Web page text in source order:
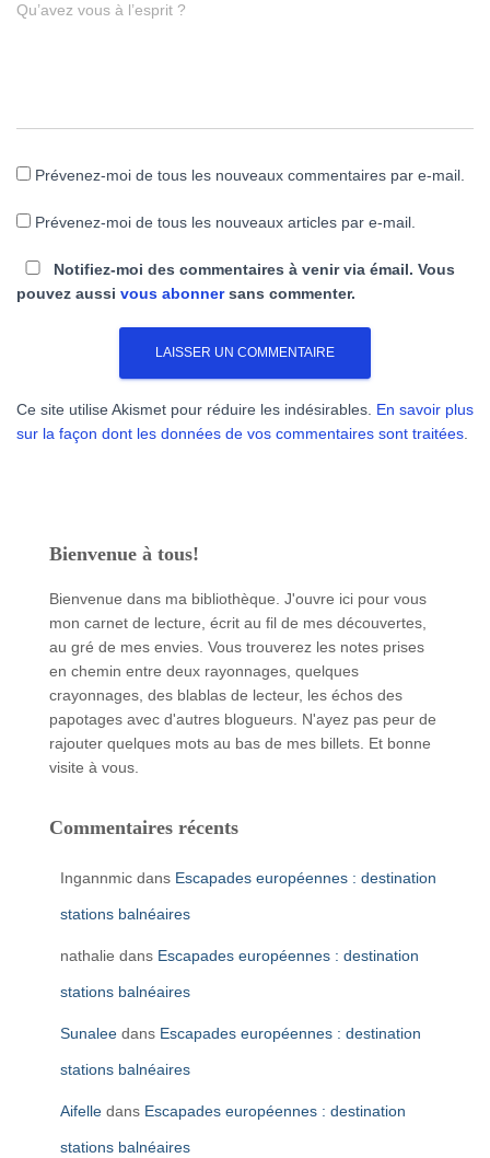
Qu’avez vous à l’esprit ?
Prévenez-moi de tous les nouveaux commentaires par e-mail.
Prévenez-moi de tous les nouveaux articles par e-mail.
Notifiez-moi des commentaires à venir via émail. Vous
pouvez aussi vous abonnersans commenter.
Ce site utilise Akismet pour réduire les indésirables. En savoir plus
sur la façon dont les données de vos commentaires sont traitées
Bienvenue à tous!
Bienvenue dans ma bibliothèque. J'ouvre ici pour vous
mon carnet de lecture, écrit au fil de mes découvertes,
au gré de mes envies. Vous trouverez les notes prises
en chemin entre deux rayonnages, quelques
crayonnages, des blablas de lecteur, les échos des
papotages avec d'autres blogueurs. N'ayez pas peur de
rajouter quelques mots au bas de mes billets. Et bonne
visite à vous.
Commentaires récents
Ingannmic dans Escapades européennes : destination
stations balnéaires
nathalie dans Escapades européennes : destination
stations balnéaires
Sunalee dans Escapades européennes : destination
stations balnéaires
Aifelle dans Escapades européennes : destination
stations balnéaires